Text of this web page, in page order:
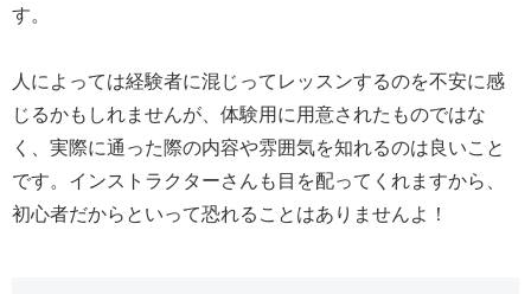
す。
人によっては経験者に混じってレッスンするのを不安に感
じるかもしれませんが、体験用に用意されたものではな
く、実際に通った際の内容や雰囲気を知れるのは良いこと
です。インストラクターさんも目を配ってくれますから、
初心者だからといって恐れることはありませんよ！